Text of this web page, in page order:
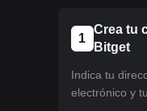
1
Crea tu
Bitget
Indica tu
electrónico y